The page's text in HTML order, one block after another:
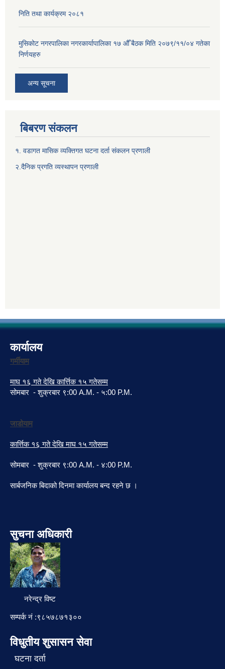
निति तथा कार्यक्रम २०८१
मुसिकोट नगरपालिका नगरकार्यापालिका १७ औँ बैठक मिति २०७९/११/०४ गतेका
निर्णयहरु
अन्य सूचना
बिबरण संकलन
१. वडागत मासिक व्यक्तिगत घटना दर्ता संकलन प्रणाली
२.दैनिक प्रगति व्यस्थापन प्रणाली
कार्यालय
गर्मीयाम
माघ १६ गते देखि कार्त्तिक १५ गतेसम्म
सोमबार - शुक्रबार ९:00 A.M. - ५:00 P.M.
जाडोयाम
कार्त्तिक १६ गते देखि माघ १५ गतेसम्म
सोमबार - शुक्रबार ९:00 A.M. - ४:00 P.M.
सार्बजनिक बिदाको दिनमा कार्यालय बन्द रहने छ ।
सुचना अधिकारी
नरेन्द्र विष्ट
सम्पर्क नं :९८५७८७१३००
विधुतीय शुसासन सेवा
घटना दर्ता